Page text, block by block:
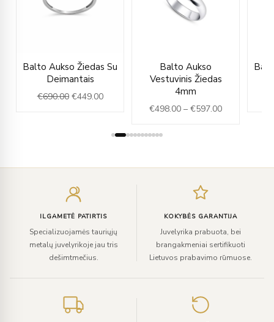
Balto Aukso Žiedas Su
Deimantais
€690.00
Original
price
was:
€690.00.
€449.00
price
€449.00.
Balto Aukso
Vestuvinis Žiedas
4mm
€498.00 – €597.00€597.00
ILGAMETĖ PATIRTIS
Specializuojamės tauriųjų
metalų juvelyrikoje jau tris
dešimtmečius.
KOKYBĖS GARANTIJA
Juvelyrika prabuota, bei
brangakmeniai sertifikuoti
Lietuvos prabavimo rūmuose.